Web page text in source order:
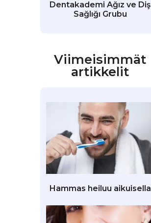
Dentakademi Ağız ve Diş
Sağlığı Grubu
Viimeisimmät
artikkelit
Hammas heiluu aikuisella